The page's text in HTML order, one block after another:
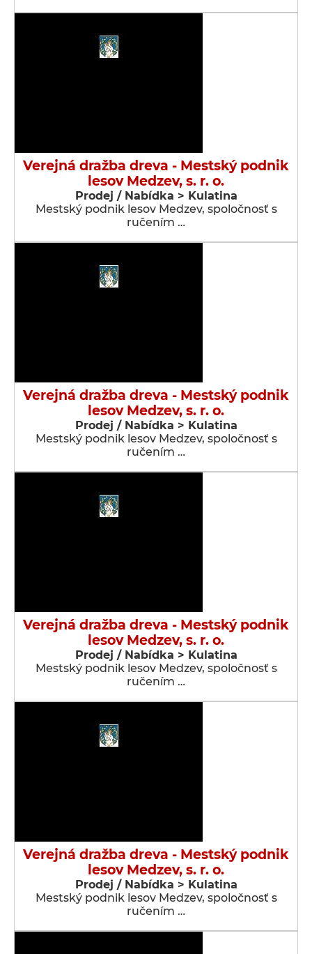
Verejná dražba dreva - Mestský podnik
lesov Medzev, s. r. o.
Prodej / Nabídka > Kulatina
Mestský podnik lesov Medzev, spoločnosť s
ručením …
Verejná dražba dreva - Mestský podnik
lesov Medzev, s. r. o.
Prodej / Nabídka > Kulatina
Mestský podnik lesov Medzev, spoločnosť s
ručením …
Verejná dražba dreva - Mestský podnik
lesov Medzev, s. r. o.
Prodej / Nabídka > Kulatina
Mestský podnik lesov Medzev, spoločnosť s
ručením …
Verejná dražba dreva - Mestský podnik
lesov Medzev, s. r. o.
Prodej / Nabídka > Kulatina
Mestský podnik lesov Medzev, spoločnosť s
ručením …